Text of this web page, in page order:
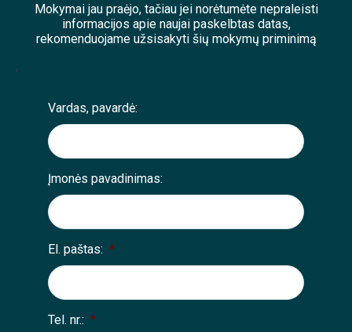
Mokymai jau praėjo, tačiau jei norėtumėte nepraleisti
informacijos apie naujai paskelbtas datas,
rekomenduojame užsisakyti šių mokymų priminimą
;
Vardas, pavardė:
Įmonės pavadinimas:
El. paštas: *
Tel. nr.: *